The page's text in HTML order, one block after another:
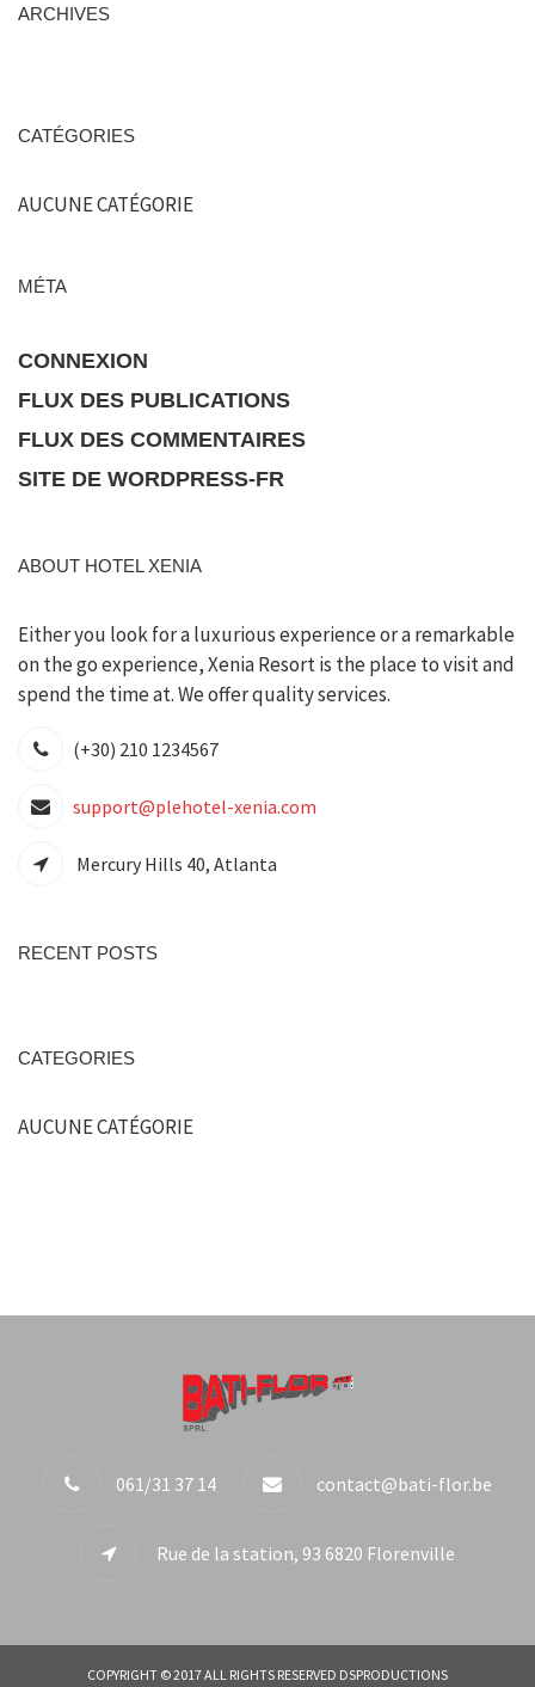
ARCHIVES
CATÉGORIES
AUCUNE CATÉGORIE
MÉTA
CONNEXION
FLUX DES PUBLICATIONS
FLUX DES COMMENTAIRES
SITE DE WORDPRESS-FR
ABOUT HOTEL XENIA
Either you look for a luxurious experience or a remarkable
on the go experience, Xenia Resort is the place to visit and
spend the time at. We offer quality services.
(+30) 210 1234567
support@plehotel-xenia.com
Mercury Hills 40, Atlanta
RECENT POSTS
CATEGORIES
AUCUNE CATÉGORIE
061/31 37 14 contact@bati-flor.be
Rue de la station, 93 6820 Florenville
COPYRIGHT © 2017 ALL RIGHTS RESERVED DSPRODUCTIONS